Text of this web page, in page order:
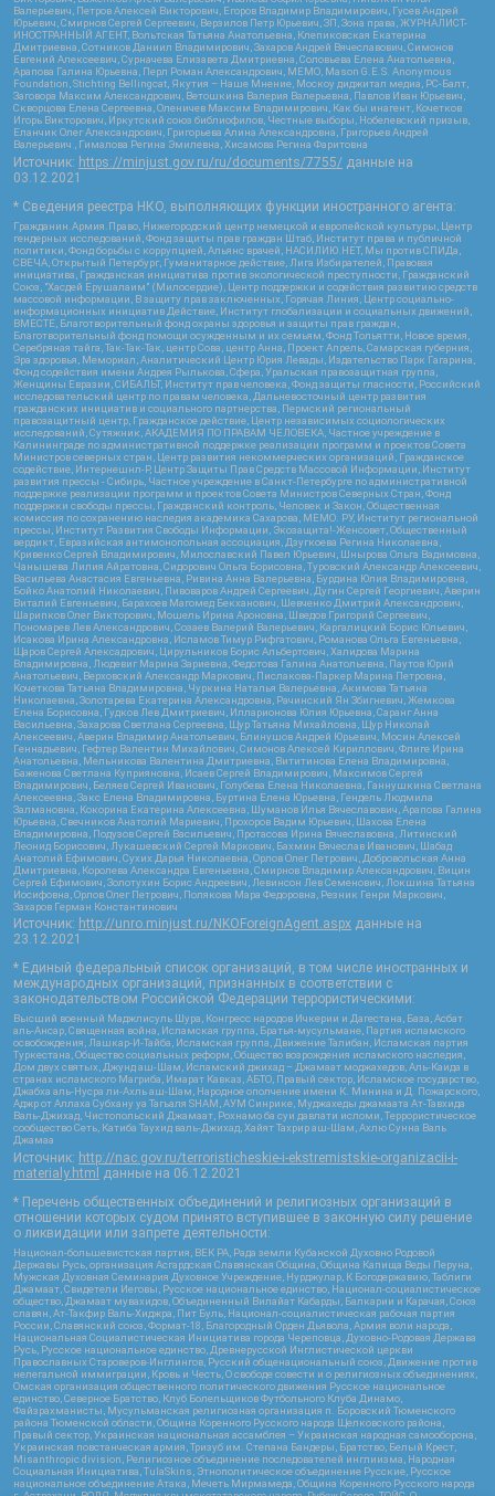
Валерьевич, Петров Алексей Викторович, Егоров Владимир Владимирович, Гусев Андрей
Юрьевич, Смирнов Сергей Сергеевич, Верзилов Петр Юрьевич, ЗП, Зона права, ЖУРНАЛИСТ-
ИНОСТРАННЫЙ АГЕНТ, Вольтская Татьяна Анатольевна, Клепиковская Екатерина
Дмитриевна, Сотников Даниил Владимирович, Захаров Андрей Вячеславович, Симонов
Евгений Алексеевич, Сурначева Елизавета Дмитриевна, Соловьева Елена Анатольевна,
Арапова Галина Юрьевна, Перл Роман Александрович, МЕМО, Mason G.E.S. Anonymous
Foundation, Stichting Bellingcat, Якутия – Наше Мнение, Москоу диджитал медиа, РС-Балт,
Заговора Максим Александрович, Ветошкина Валерия Валерьевна, Павлов Иван Юрьевич,
Скворцова Елена Сергеевна, Оленичев Максим Владимирович, Как бы инагент, Кочетков
Игорь Викторович, Иркутский союз библиофилов, Честные выборы, Нобелевский призыв,
Еланчик Олег Александрович, Григорьева Алина Александровна, Григорьев Андрей
Валерьевич , Гималова Регина Эмилевна, Хисамова Регина Фаритовна
Источник: https://minjust.gov.ru/ru/documents/7755/ данные на
03.12.2021
* Сведения реестра НКО, выполняющих функции иностранного агента:
Гражданин.Армия.Право, Нижегородский центр немецкой и европейской культуры, Центр
гендерных исследований, Фонд защиты прав граждан Штаб, Институт права и публичной
политики, Фонд борьбы с коррупцией, Альянс врачей, НАСИЛИЮ.НЕТ, Мы против СПИДа,
СВЕЧА, Открытый Петербург, Гуманитарное действие, Лига Избирателей, Правовая
инициатива, Гражданская инициатива против экологической преступности, Гражданский
Союз, "Хасдей Ерушалаим" (Милосердие), Центр поддержки и содействия развитию средств
массовой информации, В защиту прав заключенных, Горячая Линия, Центр социально-
информационных инициатив Действие, Институт глобализации и социальных движений,
ВМЕСТЕ, Благотворительный фонд охраны здоровья и защиты прав граждан,
Благотворительный фонд помощи осужденным и их семьям, Фонд Тольятти, Новое время,
Серебряная тайга, Так-Так-Так, центр Сова, центр Анна, Проект Апрель, Самарская губерния,
Эра здоровья, Мемориал, Аналитический Центр Юрия Левады, Издательство Парк Гагарина,
Фонд содействия имени Андрея Рылькова, Сфера, Уральская правозащитная группа,
Женщины Евразии, СИБАЛЬТ, Институт прав человека, Фонд защиты гласности, Российский
исследовательский центр по правам человека, Дальневосточный центр развития
гражданских инициатив и социального партнерства, Пермский региональный
правозащитный центр, Гражданское действие, Центр независимых социологических
исследований, Сутяжник, АКАДЕМИЯ ПО ПРАВАМ ЧЕЛОВЕКА, Частное учреждение в
Калининграде по административной поддержке реализации программ и проектов Совета
Министров северных стран, Центр развития некоммерческих организаций, Гражданское
содействие, Интернешнл-Р, Центр Защиты Прав Средств Массовой Информации, Институт
развития прессы - Сибирь, Частное учреждение в Санкт-Петербурге по административной
поддержке реализации программ и проектов Совета Министров Северных Стран, Фонд
поддержки свободы прессы, Гражданский контроль, Человек и Закон, Общественная
комиссия по сохранению наследия академика Сахарова, МЕМО. РУ, Институт региональной
прессы, Институт Развития Свободы Информации, Экозащита!-Женсовет, Общественный
вердикт, Евразийская антимонопольная ассоциация, Дзугкоева Регина Николаевна,
Кривенко Сергей Владимирович, Милославский Павел Юрьевич, Шнырова Ольга Вадимовна,
Чанышева Лилия Айратовна, Сидорович Ольга Борисовна, Туровский Александр Алексеевич,
Васильева Анастасия Евгеньевна, Ривина Анна Валерьевна, Бурдина Юлия Владимировна,
Бойко Анатолий Николаевич, Пивоваров Андрей Сергеевич, Дугин Сергей Георгиевич, Аверин
Виталий Евгеньевич, Барахоев Магомед Бекханович, Шевченко Дмитрий Александрович,
Шарипков Олег Викторович, Мошель Ирина Ароновна, Шведов Григорий Сергеевич,
Пономарев Лев Александрович, Созаев Валерий Валерьевич, Каргалицкий Борис Юльевич,
Исакова Ирина Александровна, Исламов Тимур Рифгатович, Романова Ольга Евгеньевна,
Щаров Сергей Алексадрович, Цирульников Борис Альбертович, Халидова Марина
Владимировна, Людевиг Марина Зариевна, Федотова Галина Анатольевна, Паутов Юрий
Анатольевич, Верховский Александр Маркович, Пислакова-Паркер Марина Петровна,
Кочеткова Татьяна Владимировна, Чуркина Наталья Валерьевна, Акимова Татьяна
Николаевна, Золотарева Екатерина Александровна, Рачинский Ян Збигневич, Жемкова
Елена Борисовна, Гудков Лев Дмитриевич, Илларионова Юлия Юрьевна, Саранг Анна
Васильевна, Захарова Светлана Сергеевна, Щур Татьяна Михайловна, Щур Николай
Алексеевич, Аверин Владимир Анатольевич, Блинушов Андрей Юрьевич, Мосин Алексей
Геннадьевич, Гефтер Валентин Михайлович, Симонов Алексей Кириллович, Флиге Ирина
Анатольевна, Мельникова Валентина Дмитриевна, Вититинова Елена Владимировна,
Баженова Светлана Куприяновна, Исаев Сергей Владимирович, Максимов Сергей
Владимирович, Беляев Сергей Иванович, Голубева Елена Николаевна, Ганнушкина Светлана
Алексеевна, Закс Елена Владимировна, Буртина Елена Юрьевна, Гендель Людмила
Залмановна, Кокорина Екатерина Алексеевна, Шуманов Илья Вячеславович, Арапова Галина
Юрьевна, Свечников Анатолий Мариевич, Прохоров Вадим Юрьевич, Шахова Елена
Владимировна, Подузов Сергей Васильевич, Протасова Ирина Вячеславовна, Литинский
Леонид Борисович, Лукашевский Сергей Маркович, Бахмин Вячеслав Иванович, Шабад
Анатолий Ефимович, Сухих Дарья Николаевна, Орлов Олег Петрович, Добровольская Анна
Дмитриевна, Королева Александра Евгеньевна, Смирнов Владимир Александрович, Вицин
Сергей Ефимович, Золотухин Борис Андреевич, Левинсон Лев Семенович, Локшина Татьяна
Иосифовна, Орлов Олег Петрович, Полякова Мара Федоровна, Резник Генри Маркович,
Захаров Герман Константинович
Источник: http://unro.minjust.ru/NKOForeignAgent.aspx данные на
23.12.2021
* Единый федеральный список организаций, в том числе иностранных и
международных организаций, признанных в соответствии с
законодательством Российской Федерации террористическими:
Высший военный Маджлисуль Шура, Конгресс народов Ичкерии и Дагестана, База, Асбат
аль-Ансар, Священная война, Исламская группа, Братья-мусульмане, Партия исламского
освобождения, Лашкар-И-Тайба, Исламская группа, Движение Талибан, Исламская партия
Туркестана, Общество социальных реформ, Общество возрождения исламского наследия,
Дом двух святых, Джунд аш-Шам, Исламский джихад – Джамаат моджахедов, Аль-Каида в
странах исламского Магриба, Имарат Кавказ, АБТО, Правый сектор, Исламское государство,
Джабха аль-Нусра ли-Ахль аш-Шам, Народное ополчение имени К. Минина и Д. Пожарского,
Аджр от Аллаха Субхану уа Тагьаля SHAM, АУМ Синрике, Муджахеды джамаата Ат-Тавхида
Валь-Джихад, Чистопольский Джамаат, Рохнамо ба суи давлати исломи, Террористическое
сообщество Сеть, Катиба Таухид валь-Джихад, Хайят Тахрир аш-Шам, Ахлю Сунна Валь
Джамаа
Источник: http://nac.gov.ru/terroristicheskie-i-ekstremistskie-organizacii-i-
materialy.html
данные на 06.12.2021
* Перечень общественных объединений и религиозных организаций в
отношении которых судом принято вступившее в законную силу решение
о ликвидации или запрете деятельности:
Национал-большевистская партия, ВЕК РА, Рада земли Кубанской Духовно Родовой
Державы Русь, организация Асгардская Славянская Община, Община Капища Веды Перуна,
Мужская Духовная Семинария Духовное Учреждение, Нурджулар, К Богодержавию, Таблиги
Джамаат, Свидетели Иеговы, Русское национальное единство, Национал-социалистическое
общество, Джамаат мувахидов, Объединенный Вилайат Кабарды, Балкарии и Карачая, Союз
славян, Ат-Такфир Валь-Хиджра, Пит Буль, Национал-социалистическая рабочая партия
России, Славянский союз, Формат-18, Благородный Орден Дьявола, Армия воли народа,
Национальная Социалистическая Инициатива города Череповца, Духовно-Родовая Держава
Русь, Русское национальное единство, Древнерусской Инглистической церкви
Православных Староверов-Инглингов, Русский общенациональный союз, Движение против
нелегальной иммиграции, Кровь и Честь, О свободе совести и о религиозных объединениях,
Омская организация общественного политического движения Русское национальное
единство, Северное Братство, Клуб Болельщиков Футбольного Клуба Динамо,
Файзрахманисты, Мусульманская религиозная организация п. Боровский Тюменского
района Тюменской области, Община Коренного Русского народа Щелковского района,
Правый сектор, Украинская национальная ассамблея – Украинская народная самооборона,
Украинская повстанческая армия, Тризуб им. Степана Бандеры, Братство, Белый Крест,
Misanthropic division, Религиозное объединение последователей инглиизма, Народная
Социальная Инициатива, TulaSkins, Этнополитическое объединение Русские, Русское
национальное объединение Атака, Мечеть Мирмамеда, Община Коренного Русского народа